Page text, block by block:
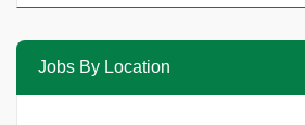
Moda(0)
Restauração(0)
Jobs By Location